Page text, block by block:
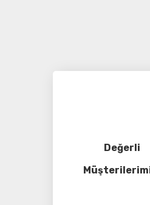
Değerli